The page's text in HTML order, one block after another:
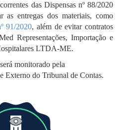
das Dispensas nº 88/2020
as entregas dos materiais, como
91/2020, além de evitar contratos
Representações, Importação e
LTDA-ME.
monitorado pela
Externo do Tribunal de Contas.